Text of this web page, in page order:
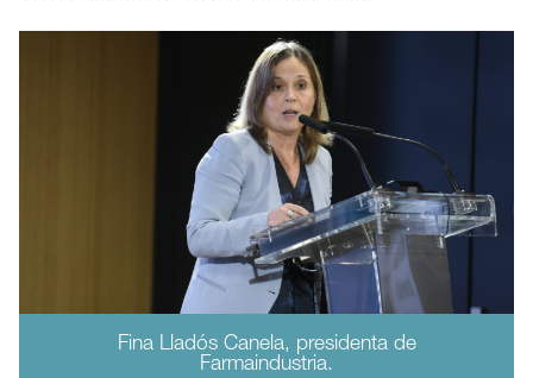
Fina Lladós Canela, presidenta de
Farmaindustria.